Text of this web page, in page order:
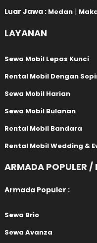
Luar Jawa : Medan |
LAYANAN
Sewa Mobil Lepas Kunci
Rental Mobil Dengan
Sewa Mobil Harian
Sewa Mobil Bulanan
Rental Mobil Bandara
Rental Mobil Wedding &
ARMADA POPULER /
Armada Populer :
Sewa Brio
Sewa Avanza